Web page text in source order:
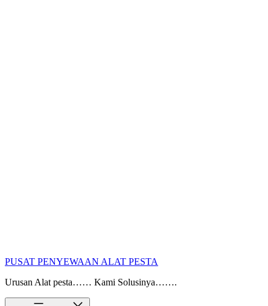
PUSAT PENYEWAAN ALAT PESTA
Urusan Alat pesta…… Kami Solusinya…….